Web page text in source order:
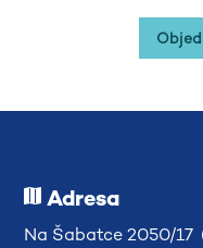
Adresa
Na Šabatce 2050/17